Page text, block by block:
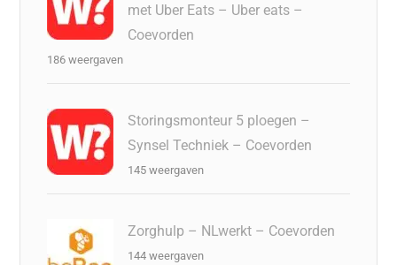
met Uber Eats – Uber eats –
Coevorden
186 weergaven
Storingsmonteur 5 ploegen –
Synsel Techniek – Coevorden
145 weergaven
Zorghulp – NLwerkt – Coevorden
144 weergaven